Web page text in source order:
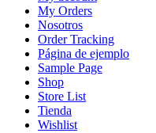
My Orders
Nosotros
Order Tracking
Página de ejemplo
Sample Page
Shop
Store List
Tienda
Wishlist